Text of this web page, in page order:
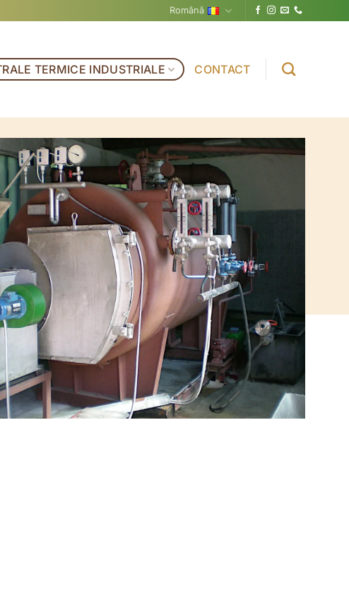
Română
TERMICE INDUSTRIALE CONTACT